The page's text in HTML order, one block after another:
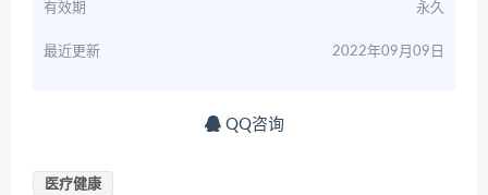
有效期 永久
最近更新 2022年09月09日
QQ咨询
医疗健康